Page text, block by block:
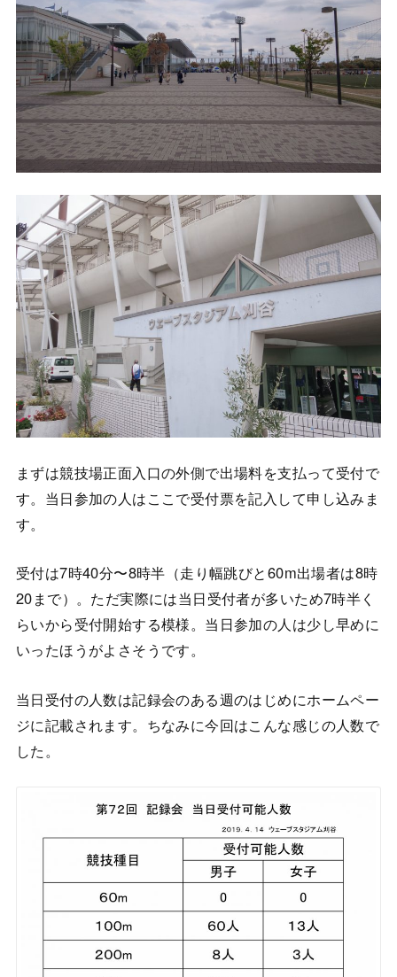
まずは競技場正面入口の外側で出場料を支払って受付で
す。当日参加の人はここで受付票を記入して申し込みま
す。
受付は7時40分〜8時半（走り幅跳びと60m出場者は8時
20まで）。ただ実際には当日受付者が多いため7時半く
らいから受付開始する模様。当日参加の人は少し早めに
いったほうがよさそうです。
当日受付の人数は記録会のある週のはじめにホームペー
ジに記載されます。ちなみに今回はこんな感じの人数で
した。